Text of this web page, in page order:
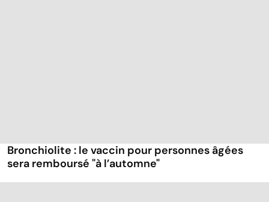
Bronchiolite : le vaccin pour personnes âgées
sera remboursé "à l’automne"